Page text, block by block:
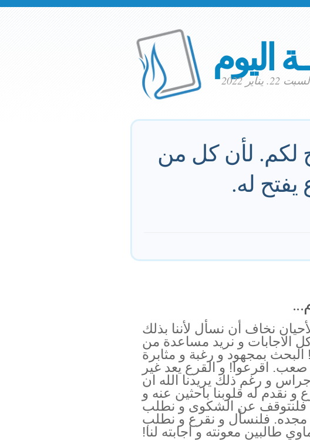
اليوم
لكم. لأن كل من
له.
نخاف أن نسأل لأننا بذلك
كل الاجابات و نريد مساعدة من
بمجهود و رغبة و مثابرة
اقرعوا! و القرع يعد غير
و رغم ذلك يريدنا الله ان
نقدم له قلوبنا باحثين عنه و
فلنتوقف عن الشكوى و نطلب
مجده. فلنسأل و نقرع و نطلب
طالبين معونته و اجابته لنا!